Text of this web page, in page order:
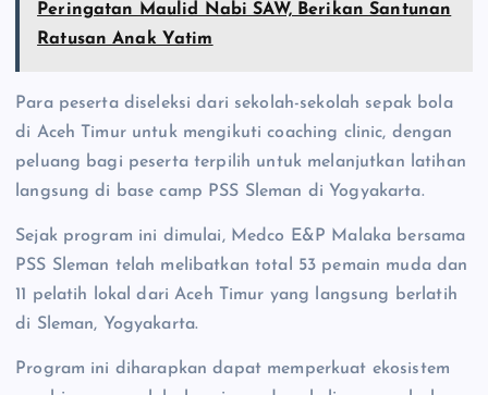
Peringatan Maulid Nabi SAW, Berikan Santunan
Ratusan Anak Yatim
Para peserta diseleksi dari sekolah-sekolah sepak bola
di Aceh Timur untuk mengikuti coaching clinic, dengan
peluang bagi peserta terpilih untuk melanjutkan latihan
langsung di base camp PSS Sleman di Yogyakarta.
Sejak program ini dimulai, Medco E&P Malaka bersama
PSS Sleman telah melibatkan total 53 pemain muda dan
11 pelatih lokal dari Aceh Timur yang langsung berlatih
di Sleman, Yogyakarta.
Program ini diharapkan dapat memperkuat ekosistem